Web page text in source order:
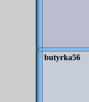
butyrka56